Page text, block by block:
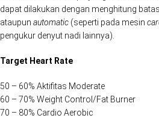
dapat dilakukan dengan menghitung
ataupun automatic (seperti pada mesin
pengukur denyut nadi lainnya).
Target Heart Rate
50 – 60% Aktifitas Moderate
60 – 70% Weight Control/Fat Burner
70 – 80% Cardio Aerobic